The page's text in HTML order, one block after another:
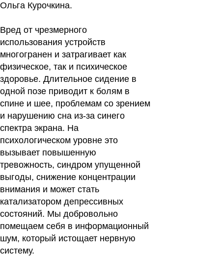
Ольга Курочкина.
Вред от чрезмерного
использования устройств
многогранен и затрагивает как
физическое, так и психическое
здоровье. Длительное сидение в
одной позе приводит к болям в
спине и шее, проблемам со зрением
и нарушению сна из-за синего
спектра экрана. На
психологическом уровне это
вызывает повышенную
тревожность, синдром упущенной
выгоды, снижение концентрации
внимания и может стать
катализатором депрессивных
состояний. Мы добровольно
помещаем себя в информационный
шум, который истощает нервную
систему.